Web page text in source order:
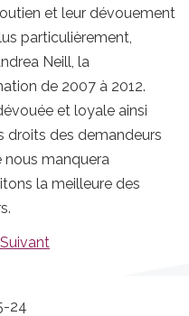
et leur dévouement
particulièrement,
Neill, la
de 2007 à 2012.
et loyale ainsi
droits des demandeurs
nous manquera
la meilleure des
Suivant
24